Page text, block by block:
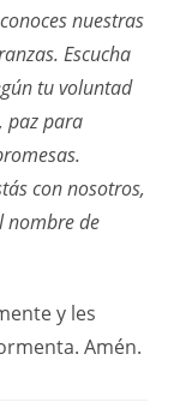
nuestras
Escucha
tu voluntad
paz para
con nosotros,
nombre de
y les
Amén.